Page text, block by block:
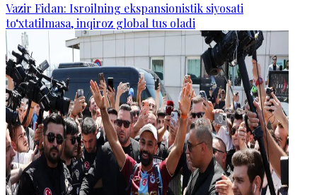
Vazir Fidan: Isroilning ekspansionistik siyosati
to‘xtatilmasa, inqiroz global tus oladi